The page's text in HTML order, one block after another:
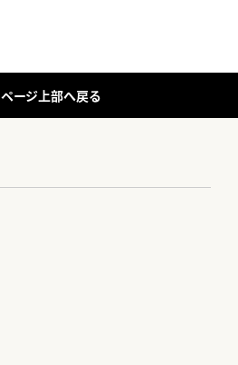
ページ上部へ戻る